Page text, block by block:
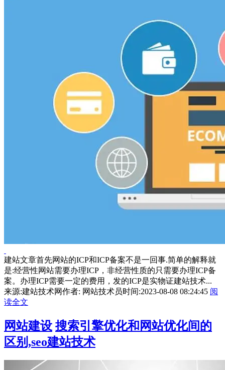
建站文章首先网站的ICP和ICP备案不是一回事.简单的解释就
是:经营性网站需要办理ICP，非经营性质的只需要办理ICP备
案。办理ICP需要一定的费用，发的ICP是实物证建站技术...
来源:建站技术网作者: 网站技术员时间:2023-08-08 08:24:45 阅
读全文
网站建设 搜索引擎优化和网站优化间的
区别,seo建站技术